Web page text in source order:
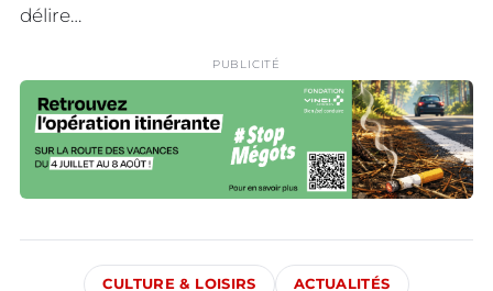
délire…
PUBLICITÉ
CULTURE & LOISIRS ACTUALITÉS